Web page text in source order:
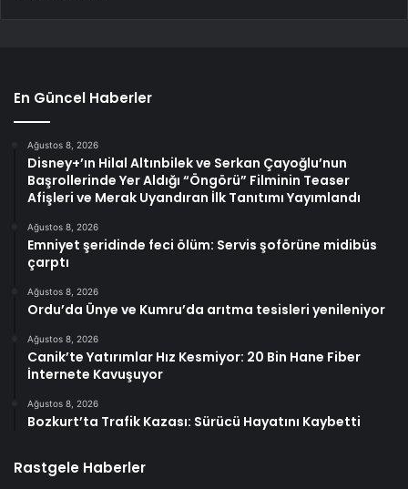
En Güncel Haberler
Ağustos 8, 2026
Disney+’ın Hilal Altınbilek ve Serkan Çayoğlu’nun
Başrollerinde Yer Aldığı “Öngörü” Filminin Teaser
Afişleri ve Merak Uyandıran İlk Tanıtımı Yayımlandı
Ağustos 8, 2026
Emniyet şeridinde feci ölüm: Servis şoförüne midibüs
çarptı
Ağustos 8, 2026
Ordu’da Ünye ve Kumru’da arıtma tesisleri yenileniyor
Ağustos 8, 2026
Canik’te Yatırımlar Hız Kesmiyor: 20 Bin Hane Fiber
İnternete Kavuşuyor
Ağustos 8, 2026
Bozkurt’ta Trafik Kazası: Sürücü Hayatını Kaybetti
Rastgele Haberler